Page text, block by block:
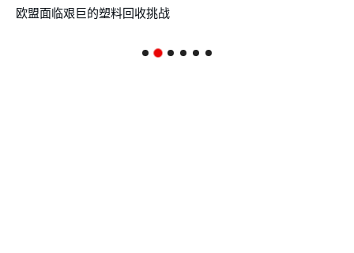
欧盟面临艰巨的塑料回收挑战